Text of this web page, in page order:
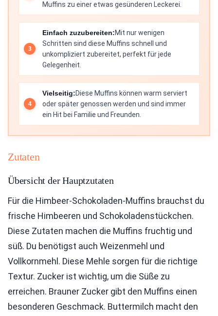
Muffins zu einer etwas gesünderen Leckerei.
Einfach zuzubereiten:Mit nur wenigen
Schritten sind diese Muffins schnell und
unkompliziert zubereitet, perfekt für jede
Gelegenheit.
Vielseitig:Diese Muffins können warm serviert
oder später genossen werden und sind immer
ein Hit bei Familie und Freunden.
Zutaten
Übersicht der Hauptzutaten
Für die Himbeer-Schokoladen-Muffins brauchst du
frische Himbeeren und Schokoladenstückchen.
Diese Zutaten machen die Muffins fruchtig und
süß. Du benötigst auch Weizenmehl und
Vollkornmehl. Diese Mehle sorgen für die richtige
Textur. Zucker ist wichtig, um die Süße zu
erreichen. Brauner Zucker gibt den Muffins einen
besonderen Geschmack. Buttermilch macht den